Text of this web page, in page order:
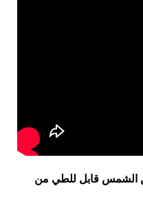
الشمس قابل للطي من